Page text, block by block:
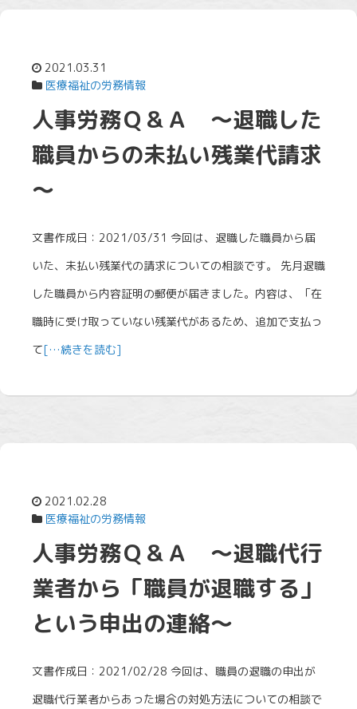
2021.03.31
医療福祉の労務情報
人事労務Ｑ＆Ａ ～退職した
職員からの未払い残業代請求
～
文書作成日：2021/03/31 今回は、退職した職員から届
いた、未払い残業代の請求についての相談です。 先月退職
した職員から内容証明の郵便が届きました。内容は、「在
職時に受け取っていない残業代があるため、追加で支払っ
て[…続きを読む]
2021.02.28
医療福祉の労務情報
人事労務Ｑ＆Ａ ～退職代行
業者から「職員が退職する」
という申出の連絡～
文書作成日：2021/02/28 今回は、職員の退職の申出が
退職代行業者からあった場合の対処方法についての相談で